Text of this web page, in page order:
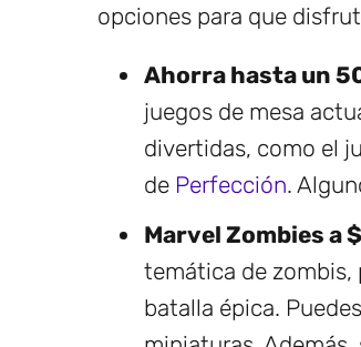
opciones para que
Ahorra hasta un
juegos de mesa
divertidas, como el
de Perfección.
Marvel Zombies a
temática de zombis,
batalla épica.